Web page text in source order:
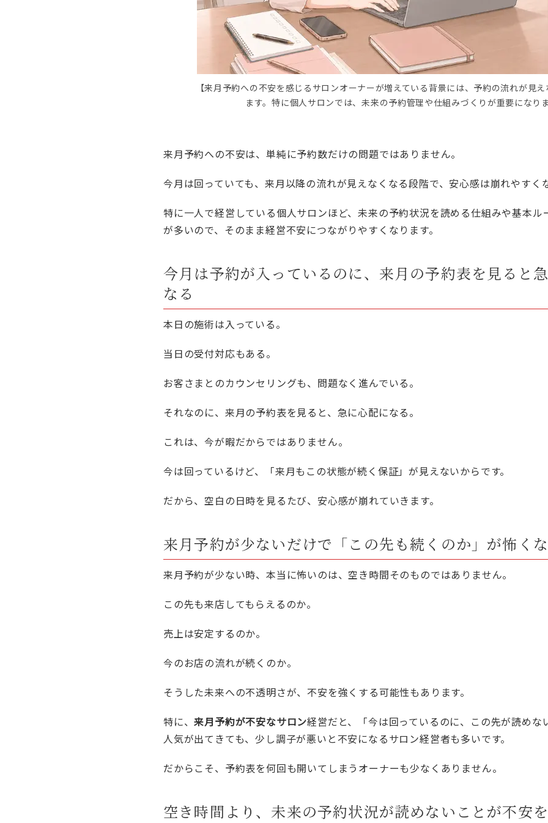
【来月予約への不安を感じるサロンオーナーが増えている背景には、予約の流れが見
ます。特に個人サロンでは、未来の予約管理や仕組みづくりが重要になり
来月予約への不安は、単純に予約数だけの問題ではありません。
今月は回っていても、来月以降の流れが見えなくなる段階で、安心感は崩れやすく
特に一人で経営している個人サロンほど、未来の予約状況を読める仕組みや基本
が多いので、そのまま経営不安につながりやすくなります。
今月は予約が入っているのに、来月の予約表を見ると
なる
本日の施術は入っている。
当日の受付対応もある。
お客さまとのカウンセリングも、問題なく進んでいる。
それなのに、来月の予約表を見ると、急に心配になる。
これは、今が暇だからではありません。
今は回っているけど、「来月もこの状態が続く保証」が見えないからです。
だから、空白の日時を見るたび、安心感が崩れていきます。
来月予約が少ないだけで「この先も続くのか」が怖く
来月予約が少ない時、本当に怖いのは、空き時間そのものではありません。
この先も来店してもらえるのか。
売上は安定するのか。
今のお店の流れが続くのか。
そうした未来への不透明さが、不安を強くする可能性もあります。
特に、来月予約が不安なサロン経営だと、「今は回っているのに、この先が読めな
人気が出てきても、少し調子が悪いと不安になるサロン経営者も多いです。
だからこそ、予約表を何回も開いてしまうオーナーも少なくありません。
空き時間より、未来の予約状況が読めないことが不安